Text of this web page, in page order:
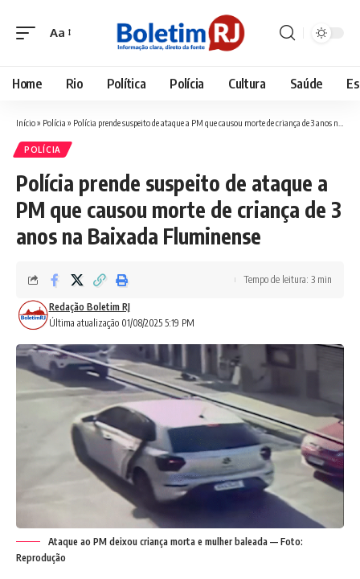
Font
Aa
Home Rio Política Polícia Cultura Saúde
Início» Polícia » Polícia prende suspeito de ataque a PM que causou morte de criança de 3 anos na Baixada Fluminense
POLÍCIA
Polícia prende suspeito de ataque a
PM que causou morte de criança de 3
anos na Baixada Fluminense
Última atualização 01/08/2025 5:19 PM
Redação Boletim RJ
Tempo de leitura: 3 min
Ataque ao PM deixou criança morta e mulher baleada — Foto:
Reprodução